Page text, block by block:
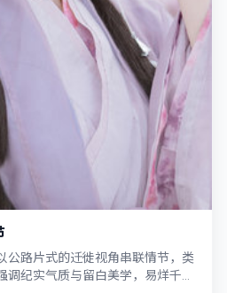
公路片式的迁徙视角串联情节，类
纪实气质与留白美学，易烊千玺